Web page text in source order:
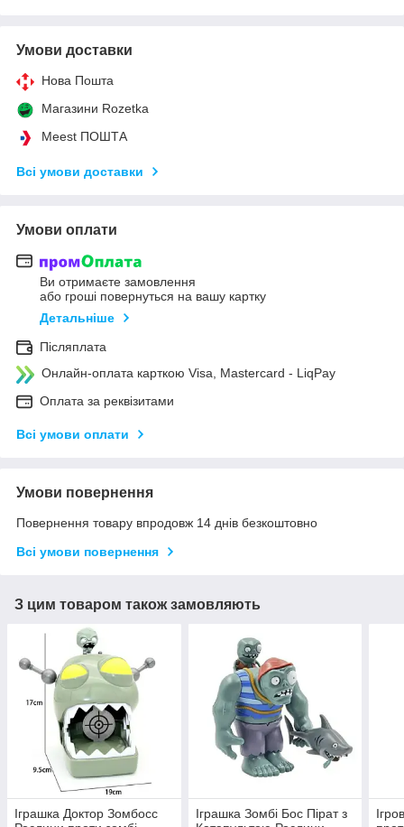
Умови доставки
Нова Пошта
Магазини Rozetka
Meest ПОШТА
Всі умови доставки
Умови оплати
Ви отримаєте замовлення
або гроші повернуться на вашу картку
Детальніше
Післяплата
Онлайн-оплата карткою Visa, Mastercard - LiqPay
Оплата за реквізитами
Всі умови оплати
Умови повернення
Повернення товару впродовж 14 днів безкоштовно
Всі умови повернення
З цим товаром також замовляють
Іграшка Доктор Зомбосс
Іграшка Зомбі Бос Пірат з